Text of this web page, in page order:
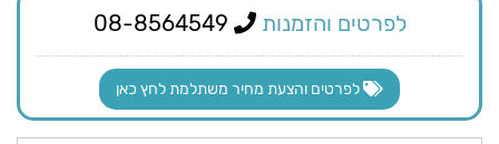
לפרטים והזמנות
לפרטים והצעת מחיר משתלמת לחץ כאן